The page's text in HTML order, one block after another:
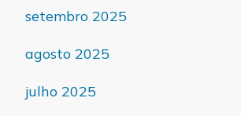
setembro 2025
agosto 2025
julho 2025